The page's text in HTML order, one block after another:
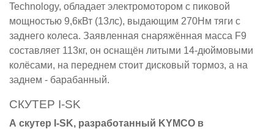
Technology, обладает электромотором с пиковой
мощностью 9,6кВт (13лс), выдающим 270Нм тяги с
заднего колеса. Заявленная снаряжённая масса F9
составляет 113кг, он оснащён литыми 14-дюймовыми
колёсами, на переднем стоит дисковый тормоз, а на
заднем - барабанный.
СКУТЕР I-SK
А скутер I-SK, разработанный KYMCO в